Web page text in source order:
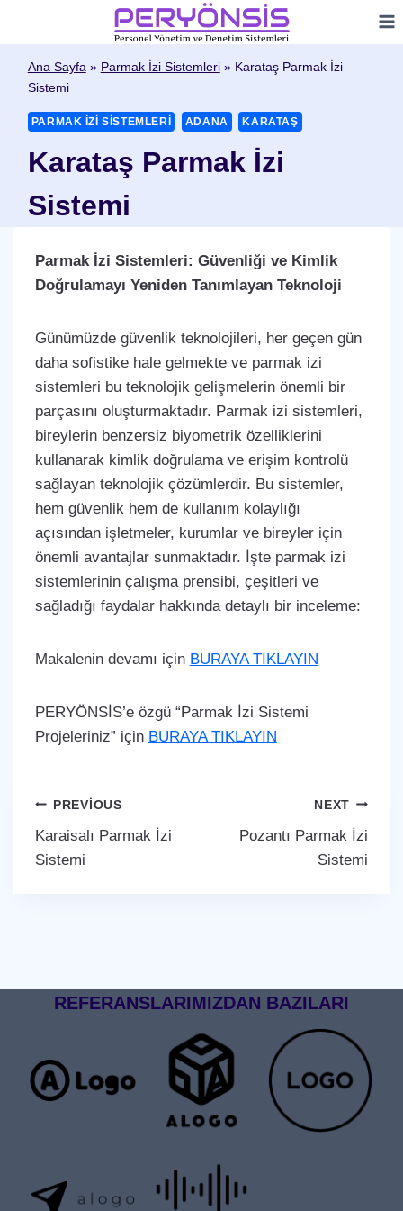
contentAna Sayfa» Parmak İzi Sistemleri» Karataş Parmak İzi
Sistemi
PARMAK İZI SISTEMLERI ADANA KARATAŞ
Karataş Parmak İzi
Sistemi
Parmak İzi Sistemleri: Güvenliği ve Kimlik
Doğrulamayı Yeniden Tanımlayan Teknoloji
Günümüzde güvenlik teknolojileri, her geçen gün
daha sofistike hale gelmekte ve parmak izi
sistemleri bu teknolojik gelişmelerin önemli bir
parçasını oluşturmaktadır. Parmak izi sistemleri,
bireylerin benzersiz biyometrik özelliklerini
kullanarak kimlik doğrulama ve erişim kontrolü
sağlayan teknolojik çözümlerdir. Bu sistemler,
hem güvenlik hem de kullanım kolaylığı
açısından işletmeler, kurumlar ve bireyler için
önemli avantajlar sunmaktadır. İşte parmak izi
sistemlerinin çalışma prensibi, çeşitleri ve
sağladığı faydalar hakkında detaylı bir inceleme:
Makalenin devamı için BURAYA TIKLAYIN
PERYÖNSİS’e özgü “Parmak İzi Sistemi
Projeleriniz” için BURAYA TIKLAYIN
Yazı
gezinmesi
PREVIOUS
Karaisalı Parmak İzi
Sistemi
NEXT
Pozantı Parmak İzi
Sistemi
REFERANSLARIMIZDAN BAZILARI